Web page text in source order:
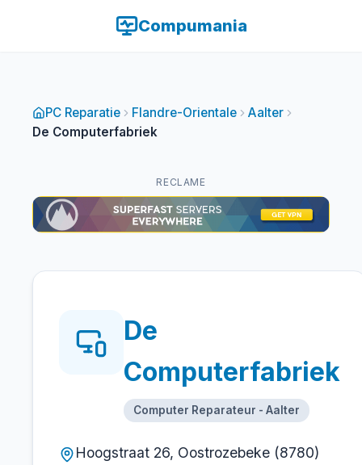
Compumania
PC Reparatie Flandre-Orientale
Aalter
De Computerfabriek
RECLAME
De
Computerfabriek
Computer Reparateur - Aalter
Hoogstraat 26, Oostrozebeke (8780)